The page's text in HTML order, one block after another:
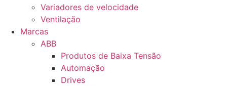
Variadores de velocidade
Ventilação
Marcas
ABB
Produtos de Baixa Tensão
Automação
Drives